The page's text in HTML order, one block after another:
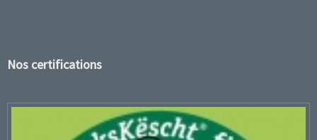
Nos certifications